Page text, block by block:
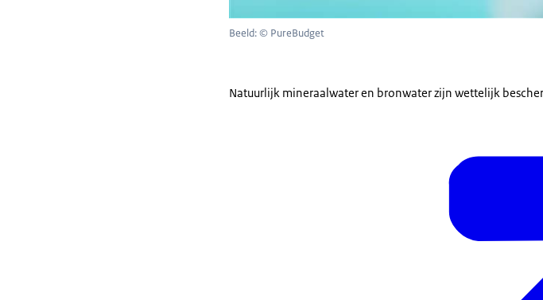
Beeld: © PureBudget
Natuurlijk mineraalwater en bronwater zijn wettelijk